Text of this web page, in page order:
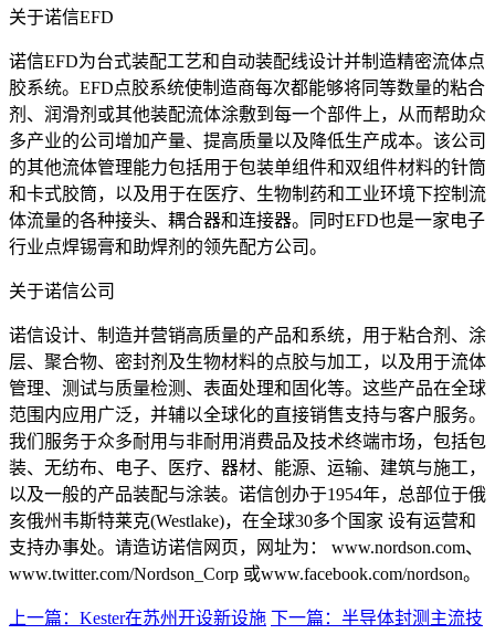
关于诺信EFD
诺信EFD为台式装配工艺和自动装配线设计并制造精密流体点
胶系统。EFD点胶系统使制造商每次都能够将同等数量的粘合
剂、润滑剂或其他装配流体涂敷到每一个部件上，从而帮助众
多产业的公司增加产量、提高质量以及降低生产成本。该公司
的其他流体管理能力包括用于包装单组件和双组件材料的针筒
和卡式胶筒，以及用于在医疗、生物制药和工业环境下控制流
体流量的各种接头、耦合器和连接器。同时EFD也是一家电子
行业点焊锡膏和助焊剂的领先配方公司。
关于诺信公司
诺信设计、制造并营销高质量的产品和系统，用于粘合剂、涂
层、聚合物、密封剂及生物材料的点胶与加工，以及用于流体
管理、测试与质量检测、表面处理和固化等。这些产品在全球
范围内应用广泛，并辅以全球化的直接销售支持与客户服务。
我们服务于众多耐用与非耐用消费品及技术终端市场，包括包
装、无纺布、电子、医疗、器材、能源、运输、建筑与施工，
以及一般的产品装配与涂装。诺信创办于1954年，总部位于俄
亥俄州韦斯特莱克(Westlake)，在全球30多个国家 设有运营和
支持办事处。请造访诺信网页，网址为： www.nordson.com、
www.twitter.com/Nordson_Corp 或www.facebook.com/nordson。
上一篇：Kester在苏州开设新设施 下一篇：半导体封测主流技